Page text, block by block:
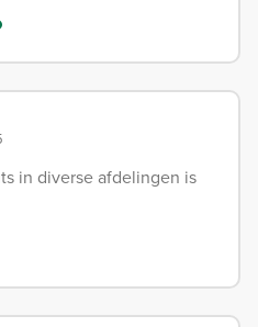
in diverse afdelingen is